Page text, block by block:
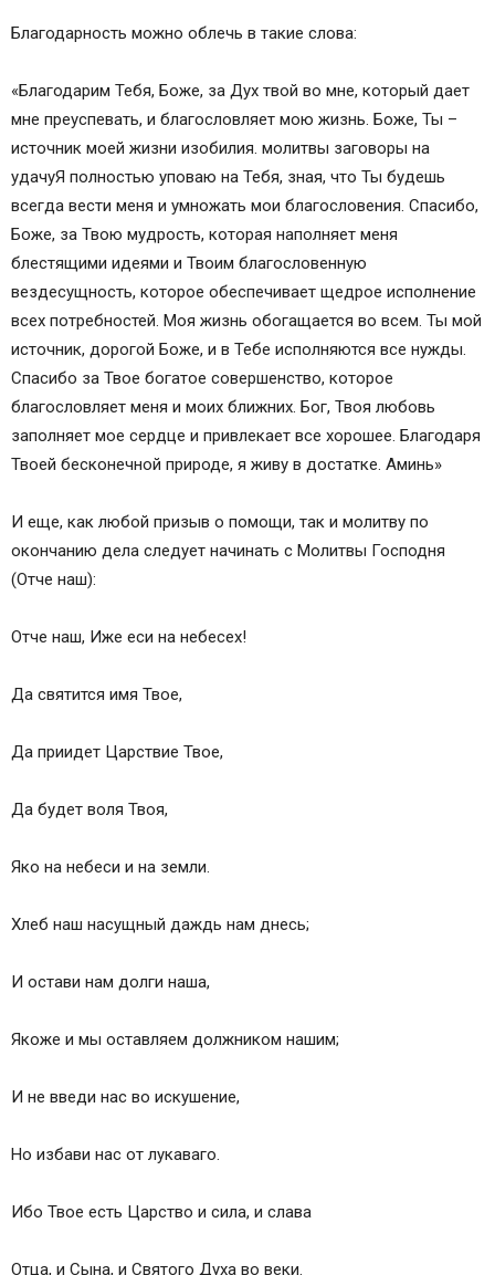
Благодарность можно облечь в такие слова:
«Благодарим Тебя, Боже, за Дух твой во мне, который дает
мне преуспевать, и благословляет мою жизнь. Боже, Ты –
источник моей жизни изобилия. молитвы заговоры на
удачуЯ полностью уповаю на Тебя, зная, что Ты будешь
всегда вести меня и умножать мои благословения. Спасибо,
Боже, за Твою мудрость, которая наполняет меня
блестящими идеями и Твоим благословенную
вездесущность, которое обеспечивает щедрое исполнение
всех потребностей. Моя жизнь обогащается во всем. Ты мой
источник, дорогой Боже, и в Тебе исполняются все нужды.
Спасибо за Твое богатое совершенство, которое
благословляет меня и моих ближних. Бог, Твоя любовь
заполняет мое сердце и привлекает все хорошее. Благодаря
Твоей бесконечной природе, я живу в достатке. Аминь»
И еще, как любой призыв о помощи, так и молитву по
окончанию дела следует начинать с Молитвы Господня
(Отче наш):
Отче наш, Иже еси на небесех!
Да святится имя Твое,
Да приидет Царствие Твое,
Да будет воля Твоя,
Яко на небеси и на земли.
Хлеб наш насущный даждь нам днесь;
И остави нам долги наша,
Якоже и мы оставляем должником нашим;
И не введи нас во искушение,
Но избави нас от лукаваго.
Ибо Твое есть Царство и сила, и слава
Отца, и Сына, и Святого Духа во веки.